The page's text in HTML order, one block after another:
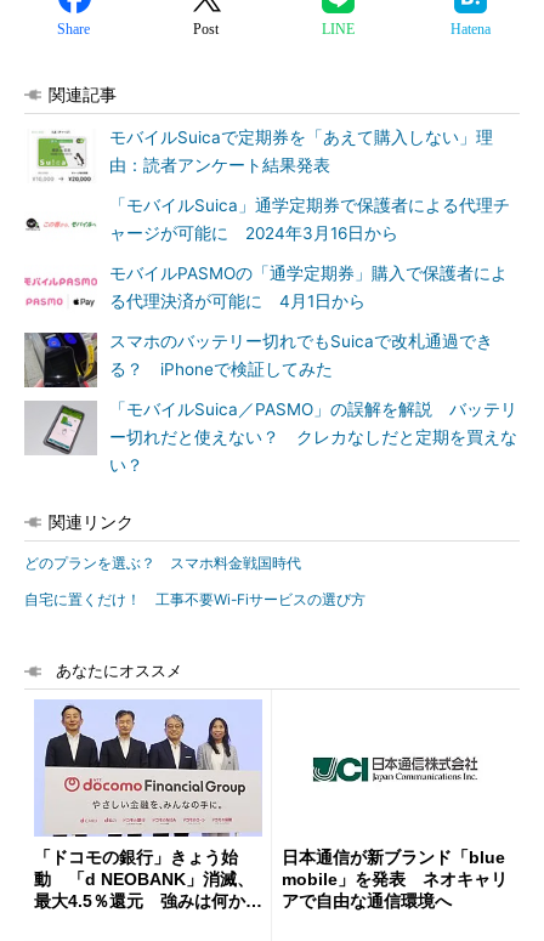
Share Post LINE Hatena
関連記事
モバイルSuicaで定期券を「あえて購入しない」理
由：読者アンケート結果発表
「モバイルSuica」通学定期券で保護者による代理チ
ャージが可能に 2024年3月16日から
モバイルPASMOの「通学定期券」購入で保護者によ
る代理決済が可能に 4月1日から
スマホのバッテリー切れでもSuicaで改札通過でき
る？ iPhoneで検証してみた
「モバイルSuica／PASMO」の誤解を解説 バッテリ
ー切れだと使えない？ クレカなしだと定期を買えな
い？
関連リンク
どのプランを選ぶ？ スマホ料金戦国時代
自宅に置くだけ！ 工事不要Wi-Fiサービスの選び方
あなたにオススメ
「ドコモの銀行」きょう始
動 「d NEOBANK」消滅、
最大4.5％還元 強みは何か解
日本通信が新ブランド「blue
mobile」を発表 ネオキャリ
アで自由な通信環境へ